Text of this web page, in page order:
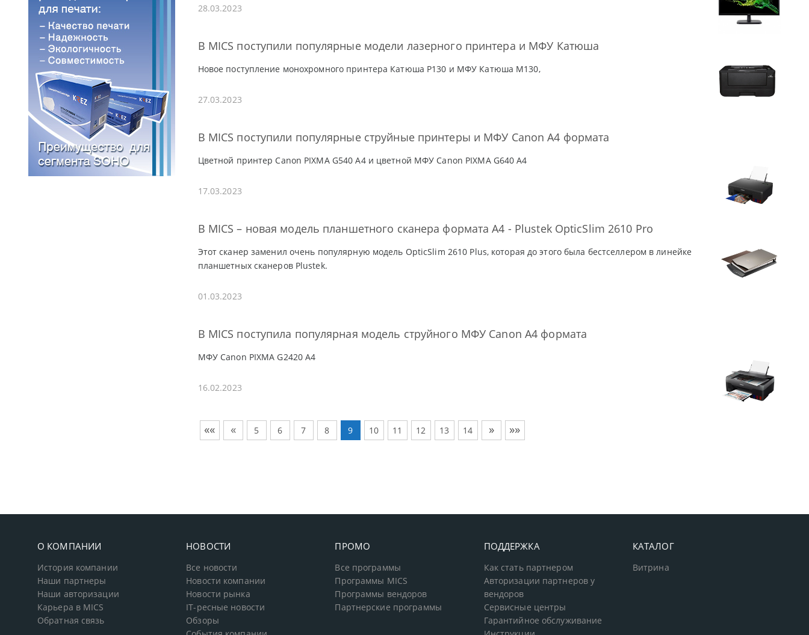
28.03.2023
В MICS поступили популярные модели лазерного принтера и МФУ Катюша
Новое поступление монохромного принтера Катюша P130 и МФУ Катюша M130,
27.03.2023
В MICS поступили популярные струйные принтеры и МФУ Canon А4 формата
Цветной принтер Canon PIXMA G540 А4 и цветной МФУ Canon PIXMA G640 A4
17.03.2023
В MICS – новая модель планшетного сканера формата A4 - Plustek OpticSlim 2610 Pro
Этот сканер заменил очень популярную модель OpticSlim 2610 Plus, которая до этого была бестселлером в линейке
планшетных сканеров Plustek.
01.03.2023
В MICS поступила популярная модель струйного МФУ Canon А4 формата
МФУ Canon PIXMA G2420 А4
16.02.2023
«« « 5 6 7 8 9 10 11 12 13 14 » »»
О КОМПАНИИ
История компании
Наши партнеры
Наши авторизации
Карьера в MICS
Обратная связь
НОВОСТИ
Все новости
Новости компании
Новости рынка
IT-ресные новости
Обзоры
ПРОМО
Все программы
Программы MICS
Программы вендоров
Партнерские программы
ПОДДЕРЖКА
Как стать партнером
Авторизации партнеров у
вендоров
Сервисные центры
Гарантийное обслуживание
КАТАЛОГ
Витрина